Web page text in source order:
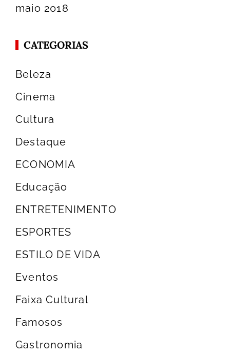
maio 2018
CATEGORIAS
Beleza
Cinema
Cultura
Destaque
ECONOMIA
Educação
ENTRETENIMENTO
ESPORTES
ESTILO DE VIDA
Eventos
Faixa Cultural
Famosos
Gastronomia